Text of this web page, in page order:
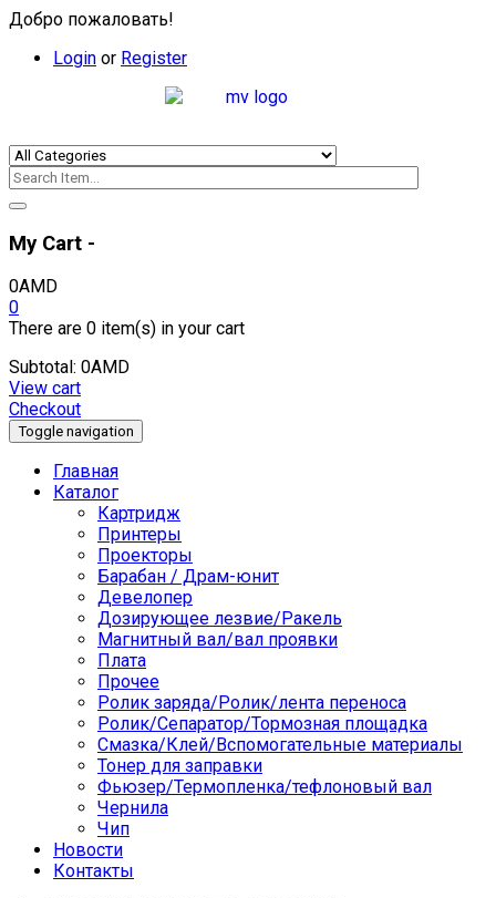
Добро пожаловать!
Login or Register
My Cart -
0AMD
0
There are 0 item(s) in your cart
Subtotal: 0AMD
View cart
Checkout
Toggle navigation
Главная
Каталог
Картридж
Принтеры
Проекторы
Барабан / Драм-юнит
Девелопер
Дозирующее лезвие/Ракель
Магнитный вал/вал проявки
Плата
Прочее
Ролик заряда/Ролик/лента переноса
Ролик/Сепаратор/Тормозная площадка
Смазка/Клей/Вспомогательные материалы
Тонер для заправки
Фьюзер/Термопленка/тефлоновый вал
Чернила
Чип
Новости
Контакты